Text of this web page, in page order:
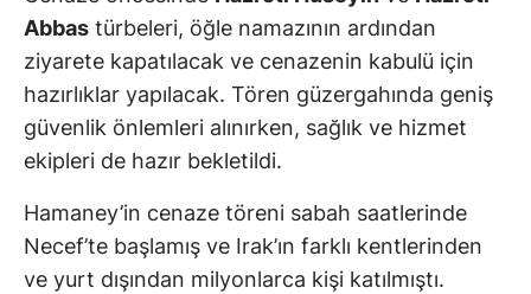
Abbas türbeleri, öğle namazının ardından
ziyarete kapatılacak ve cenazenin kabulü için
hazırlıklar yapılacak. Tören güzergahında geniş
güvenlik önlemleri alınırken, sağlık ve hizmet
ekipleri de hazır bekletildi.
Hamaney’in cenaze töreni sabah saatlerinde
Necef’te başlamış ve Irak’ın farklı kentlerinden
ve yurt dışından milyonlarca kişi katılmıştı.